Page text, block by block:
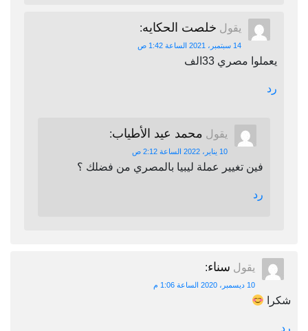
يقول خلصت الحكايه:
14 سبتمبر، 2021 الساعة 1:42 ص
يعملوا مصري 33الف
رد
يقول محمد عيد الأطياب:
10 يناير، 2022 الساعة 2:12 ص
فين تغيير عملة ليبيا بالمصري من فضلك ؟
رد
يقول سناء:
10 ديسمبر، 2020 الساعة 1:06 م
شكرا
رد